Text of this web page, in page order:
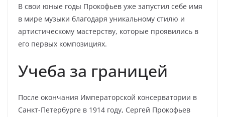
В свои юные годы Прокофьев уже запустил себе имя
в мире музыки благодаря уникальному стилю и
артистическому мастерству, которые проявились в
его первых композициях.
Учеба за границей
После окончания Императорской консерватории в
Санкт-Петербурге в 1914 году, Сергей Прокофьев